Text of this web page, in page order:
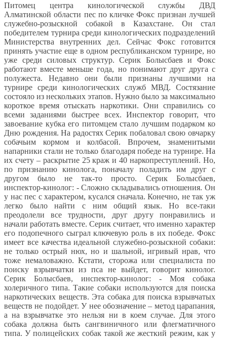
Питомец центра кинологической службы ДВД
Алматинской области пес по кличке Фокс признан лучшей
служебно-розыскной собакой в Казахстане. Он стал
победителем турнира среди кинологических подразделений
Министерства внутренних дел. Сейчас Фокс готовится
принять участие еще в одном республиканском турнире, но
уже среди силовых структур. Серик Болысбаев и Фокс
работают вместе меньше года, но понимают друг друга с
полужеста. Недавно они были признаны лучшими на
турнире среди кинологических служб МВД. Состязание
состояло из нескольких этапов. Нужно было за максимально
короткое время отыскать наркотики. Они справились со
всеми заданиями быстрее всех. Инспектор говорит, что
завоевание кубка его питомцем стало лучшим подарком ко
Дню рождения. На радостях Серик побаловал свою овчарку
собачьим кормом и колбасой. Впрочем, знаменитыми
напарники стали не только благодаря победе на турнире. На
их счету – раскрытие 25 краж и 40 наркопреступлений. Но,
по признанию кинолога, поначалу поладить им друг с
другом было не так-то просто. Серик Болысбаев,
инспектор-кинолог: - Сложно складывались отношения. Он
у нас пес с характером, кусался сначала. Конечно, не так уж
легко было найти с ним общий язык. Но все-таки
преодолели все трудности, друг другу понравились и
начали работать вместе. Серик считает, что именно характер
его подопечного сыграл ключевую роль в их победе. Фокс
имеет все качества идеальной служебно-розыскной собаки:
не только острый нюх, но и шальной, игривый нрав, что
тоже немаловажно. Кстати, сторожа или специалиста по
поиску взрывчатки из пса не выйдет, говорит кинолог.
Серик Болысбаев, инспектор-кинолог: - Моя собака
холеричного типа. Такие собаки используются для поиска
наркотических веществ. Эта собака для поиска взрывчатых
веществ не подойдет. У нее обозначение – метод царапания,
а на взрывчатке это нельзя ни в коем случае. Для этого
собака должна быть сангвиничного или флегматичного
типа. У полицейских собак такой же жесткий режим, как у